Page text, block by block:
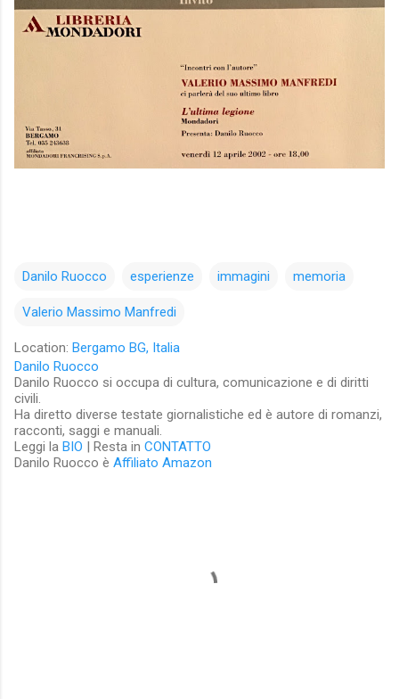
Danilo Ruocco esperienze immagini memoria
Valerio Massimo Manfredi
Location: Bergamo BG, Italia
Danilo Ruocco
Danilo Ruocco si occupa di cultura, comunicazione e di diritti
civili.
Ha diretto diverse testate giornalistiche ed è autore di romanzi,
racconti, saggi e manuali.
Leggi la BIO | Resta in CONTATTO
Danilo Ruocco è Affiliato Amazon